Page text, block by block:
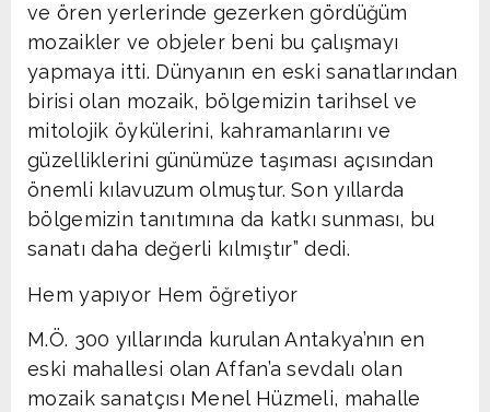
ve ören yerlerinde gezerken gördüğüm
mozaikler ve objeler beni bu çalışmayı
yapmaya itti. Dünyanın en eski sanatlarından
birisi olan mozaik, bölgemizin tarihsel ve
mitolojik öykülerini, kahramanlarını ve
güzelliklerini günümüze taşıması açısından
önemli kılavuzum olmuştur. Son yıllarda
bölgemizin tanıtımına da katkı sunması, bu
sanatı daha değerli kılmıştır” dedi.
Hem yapıyor Hem öğretiyor
M.Ö. 300 yıllarında kurulan Antakya’nın en
eski mahallesi olan Affan’a sevdalı olan
mozaik sanatçısı Menel Hüzmeli, mahalle